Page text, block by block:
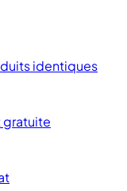
identiques
gratuite